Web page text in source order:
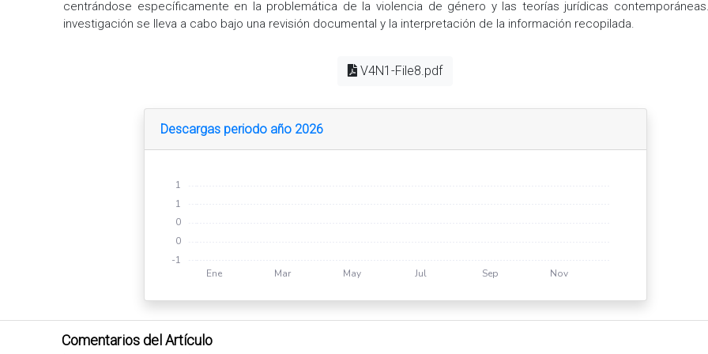
centrándose específicamente en la problemática de la violencia de género y las teorías jurídicas
investigación se lleva a cabo bajo una revisión documental y la interpretación de la información recopilada.
V4N1-File8.pdf
Descargas periodo año 2026